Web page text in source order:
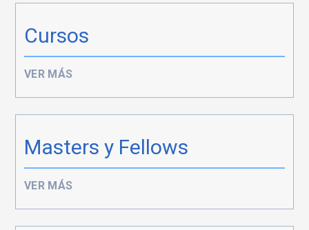
Cursos
VER MÁS
Masters y Fellows
VER MÁS